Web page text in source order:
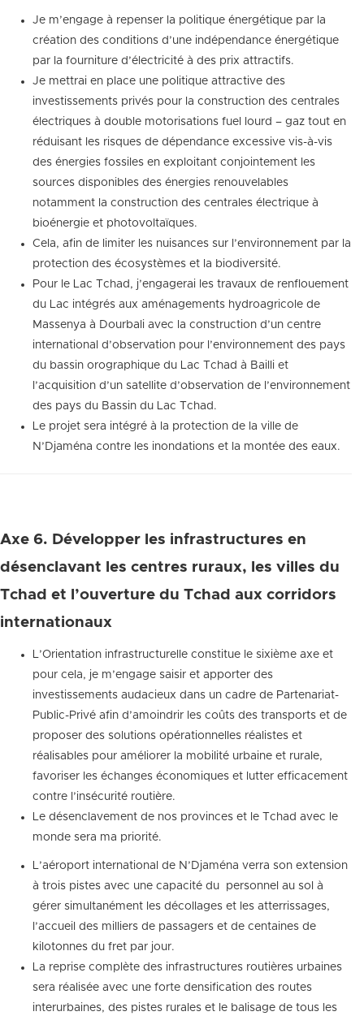
Je m’engage à repenser la politique énergétique par la
création des conditions d’une indépendance énergétique
par la fourniture d’électricité à des prix attractifs.
Je mettrai en place une politique attractive des
investissements privés pour la construction des centrales
électriques à double motorisations fuel lourd – gaz tout en
réduisant les risques de dépendance excessive vis-à-vis
des énergies fossiles en exploitant conjointement les
sources disponibles des énergies renouvelables
notamment la construction des centrales électrique à
bioénergie et photovoltaïques.
Cela, afin de limiter les nuisances sur l’environnement par la
protection des écosystèmes et la biodiversité.
Pour le Lac Tchad, j’engagerai les travaux de renflouement
du Lac intégrés aux aménagements hydroagricole de
Massenya à Dourbali avec la construction d’un centre
international d’observation pour l’environnement des pays
du bassin orographique du Lac Tchad à Bailli et
l’acquisition d’un satellite d’observation de l’environnement
des pays du Bassin du Lac Tchad.
Le projet sera intégré à la protection de la ville de
N’Djaména contre les inondations et la montée des eaux.
Axe 6. Développer les infrastructures en
désenclavant les centres ruraux, les villes du
Tchad et l’ouverture du Tchad aux corridors
internationaux
L’Orientation infrastructurelle constitue le sixième axe et
pour cela, je m’engage saisir et apporter des
investissements audacieux dans un cadre de Partenariat-
Public-Privé afin d’amoindrir les coûts des transports et de
proposer des solutions opérationnelles réalistes et
réalisables pour améliorer la mobilité urbaine et rurale,
favoriser les échanges économiques et lutter efficacement
contre l’insécurité routière.
Le désenclavement de nos provinces et le Tchad avec le
monde sera ma priorité.
L’aéroport international de N’Djaména verra son extension
à trois pistes avec une capacité du personnel au sol à
gérer simultanément les décollages et les atterrissages,
l’accueil des milliers de passagers et de centaines de
kilotonnes du fret par jour.
La reprise complète des infrastructures routières urbaines
sera réalisée avec une forte densification des routes
interurbaines, des pistes rurales et le balisage de tous les